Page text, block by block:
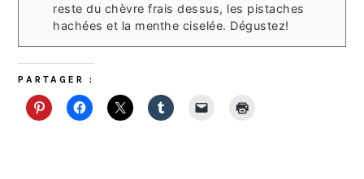
reste du chèvre frais dessus, les pistaches
hachées et la menthe ciselée. Dégustez!
PARTAGER :